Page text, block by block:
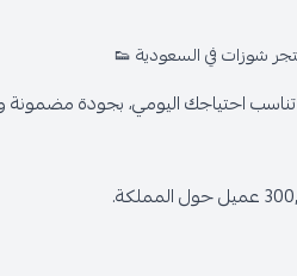
شوزات في السعودية 👟
احتياجك اليومي، بجودة مضمونة